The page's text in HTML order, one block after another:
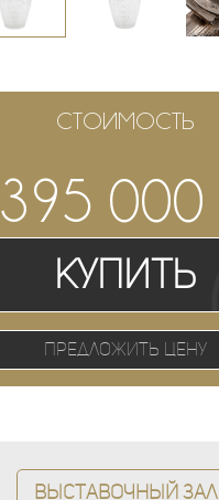
СТОИМОСТЬ
395 000
Купить
Предложить цену
Выставочный зал